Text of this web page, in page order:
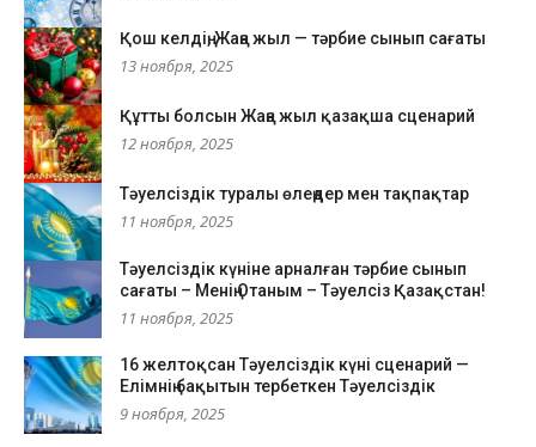
Қош келдің, Жаңа жыл — тәрбие сынып сағаты
13 ноября, 2025
Құтты болсын Жаңа жыл қазақша сценарий
12 ноября, 2025
Тәуелсіздік туралы өлеңдер мен тақпақтар
11 ноября, 2025
Тәуелсіздік күніне арналған тәрбие сынып
сағаты – Менің Отаным – Тәуелсіз Қазақстан!
11 ноября, 2025
16 желтоқсан Тәуелсіздік күні сценарий —
Елімнің бақытын тербеткен Тәуелсіздік
9 ноября, 2025